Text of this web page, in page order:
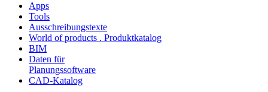
Apps
Tools
Ausschreibungstexte
World of products . Produktkatalog
BIM
Daten für
Planungssoftware
CAD-Katalog